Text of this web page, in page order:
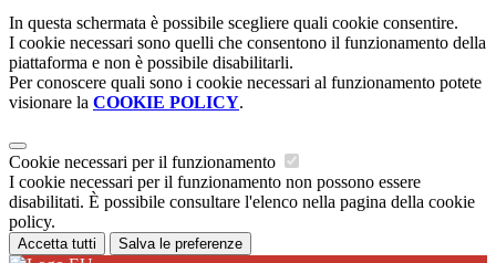
In questa schermata è possibile scegliere quali cookie consentire.
I cookie necessari sono quelli che consentono il funzionamento della
piattaforma e non è possibile disabilitarli.
Per conoscere quali sono i cookie necessari al funzionamento potete
visionare la COOKIE POLICY.
Cookie necessari per il funzionamento
I cookie necessari per il funzionamento non possono essere
disabilitati. È possibile consultare l'elenco nella pagina della cookie
policy.
Accetta tutti Salva le preferenze